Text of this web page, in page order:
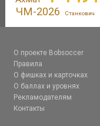
ЧМ-2026 Станкович
О проекте Bobsoccer
Правила
О фишках и карточках
О баллах и уровнях
Рекламодателям
Контакты